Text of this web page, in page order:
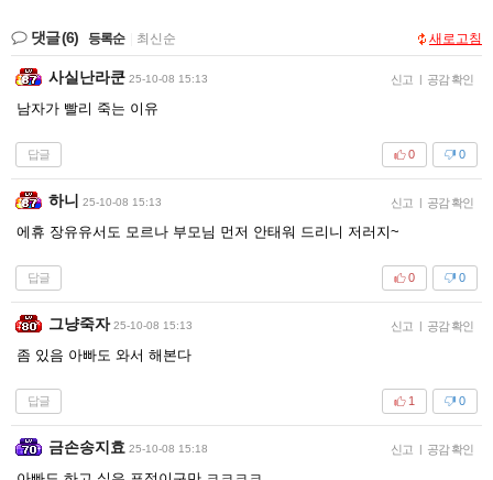
댓글(6) 등록순 최신순 새로고침
사실난라쿤 25-10-08 15:13 신고 | 공감 확인
남자가 빨리 죽는 이유
답글 0
0
하니 25-10-08 15:13 신고 | 공감 확인
에휴 장유유서도 모르나 부모님 먼저 안태워 드리니 저러지~
답글 0
0
그냥죽자 25-10-08 15:13 신고 | 공감 확인
좀 있음 아빠도 와서 해본다
답글 0
1
금손송지효 25-10-08 15:18 신고 | 공감 확인